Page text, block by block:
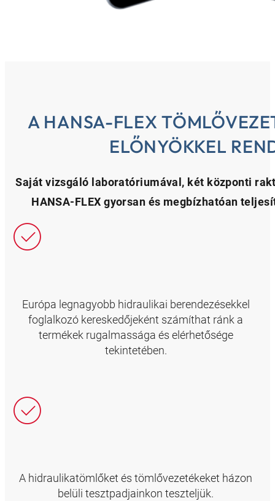
A HANSA-FLEX
ELŐNYÖKKEL
Saját vizsgáló laboratóriumával, két központi
HANSA-FLEX gyorsan és megbízhatóan
Európa legnagyobb hidraulikai berendezésekkel
foglalkozó kereskedőjeként számíthat ránk a
termékek rugalmassága és elérhetősége
tekintetében.
A hidraulikatömlőket és tömlővezetékeket házon
belüli tesztpadjainkon teszteljük.